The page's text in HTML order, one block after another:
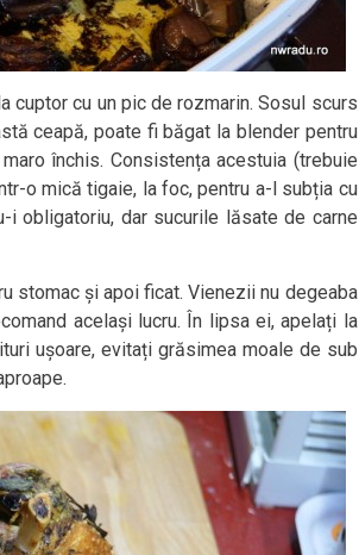
cuptor cu un pic de rozmarin. Sosul scurs
ceapă, poate fi băgat la blender pentru
închis. Consistența acestuia (trebuie
o mică tigaie, la foc, pentru a-l subția cu
obligatoriu, dar sucurile lăsate de carne
stomac și apoi ficat. Vienezii nu degeaba
același lucru. În lipsa ei, apelați la
ușoare, evitați grăsimea moale de sub